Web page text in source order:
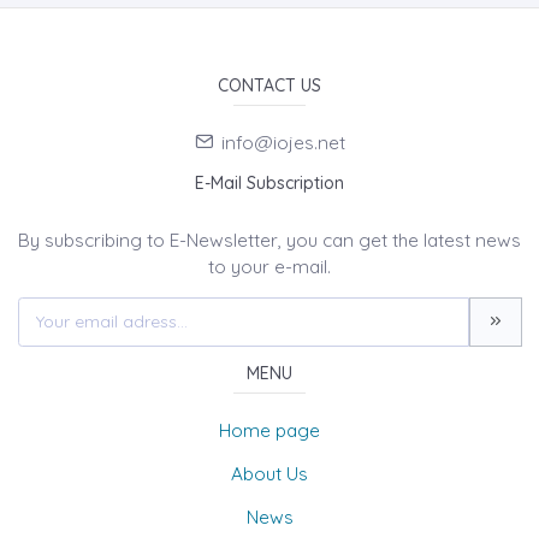
CONTACT US
info@iojes.net
E-Mail Subscription
By subscribing to E-Newsletter, you can get the latest news
to your e-mail.
MENU
Home page
About Us
News